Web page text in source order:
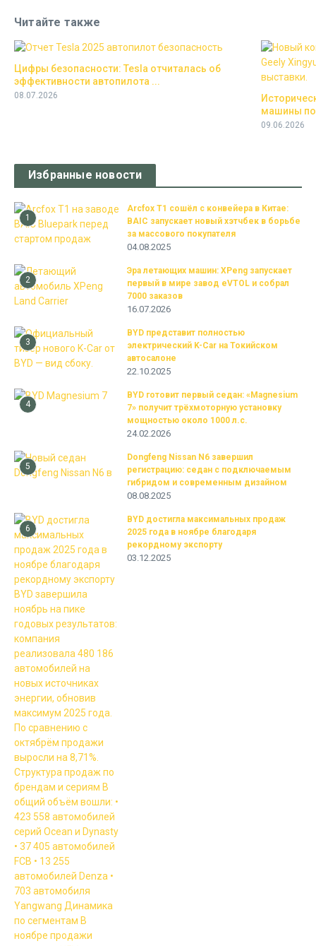
Читайте также
Цифры безопасности: Tesla отчиталась об
эффективности автопилота ...
08.07.2026
машины
09.06.2026
Избранные новости
1
Arcfox T1 сошёл с конвейера в Китае:
BAIC запускает новый хэтчбек в борьбе
за массового покупателя
04.08.2025
2
Эра летающих машин: XPeng запускает
первый в мире завод eVTOL и собрал
7000 заказов
16.07.2026
3
BYD представит полностью
электрический K-Car на Токийском
автосалоне
22.10.2025
4
BYD готовит первый седан: «Magnesium
7» получит трёхмоторную установку
мощностью около 1000 л.с.
24.02.2026
5
Dongfeng Nissan N6 завершил
регистрацию: седан с подключаемым
гибридом и современным дизайном
08.08.2025
6
BYD достигла максимальных продаж
2025 года в ноябре благодаря
рекордному экспорту
03.12.2025